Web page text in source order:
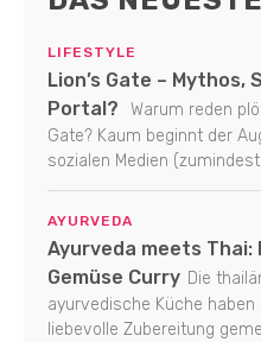
LIFESTYLE
Lion’s Gate – Mythos,
Portal?
Warum reden
Gate? Kaum beginnt der
sozialen Medien
AYURVEDA
Ayurveda meets
Gemüse Curry Die
ayurvedische Küche
liebevolle Zubereitung